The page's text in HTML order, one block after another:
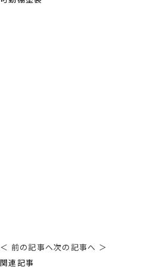
＜ 前の記事へ次の記事へ ＞
関連記事